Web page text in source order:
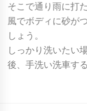
そこで通り雨に打
風でボディに砂が
しょう。
しっかり洗いたい
後、手洗い洗車す